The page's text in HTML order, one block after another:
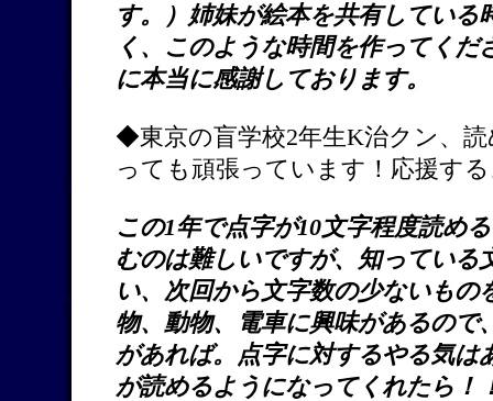
す。）姉妹が絵本を共有している
く、このような時間を作ってく
に本当に感謝しております。
◆東京の盲学校2年生K治クン、
っても頑張っています！応援す
この1年で点字が10文字程度読め
むのは難しいですが、知っている
い、次回から文字数の少ないもの
物、動物、電車に興味があるので
があれば。点字に対するやる気は
が読めるようになってくれたら！